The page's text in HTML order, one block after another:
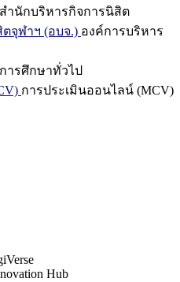
สำนักบริหารกิจการนิสิต
จุฬาฯ (อบจ.) องค์การบริหาร
ารศึกษาทั่วไป
การประเมินออนไลน์ (MCV)
Hub